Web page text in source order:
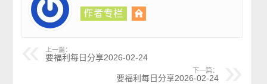
上一篇：
要福利每日分享2026-02-24
下一篇：
要福利每日分享2026-02-24